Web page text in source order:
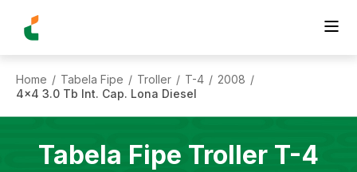
Home / Tabela Fipe / Troller / T-4 / 2008 /
4x4 3.0 Tb Int. Cap. Lona Diesel
Tabela Fipe Troller T-4